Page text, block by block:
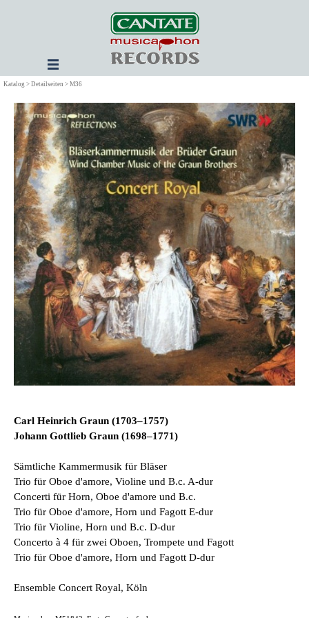
Menü überspringen
Katalog > Detailseiten > M36
Carl Heinrich Graun (1703–1757)
Johann Gottlieb Graun (1698–1771)
Sämtliche Kammermusik für Bläser
Trio für Oboe d'amore, Violine und B.c. A-­dur
Concerti für Horn, Oboe d'amore und B.c.
Trio für Oboe d'amore, Horn und Fagott E-­dur
Trio für Violine, Horn und B.c. D­-dur
Concerto à 4 für zwei Oboen, Trompete und Fagott
Trio für Oboe d'amore, Horn und Fagott D­-dur
Ensemble Concert Royal, Köln